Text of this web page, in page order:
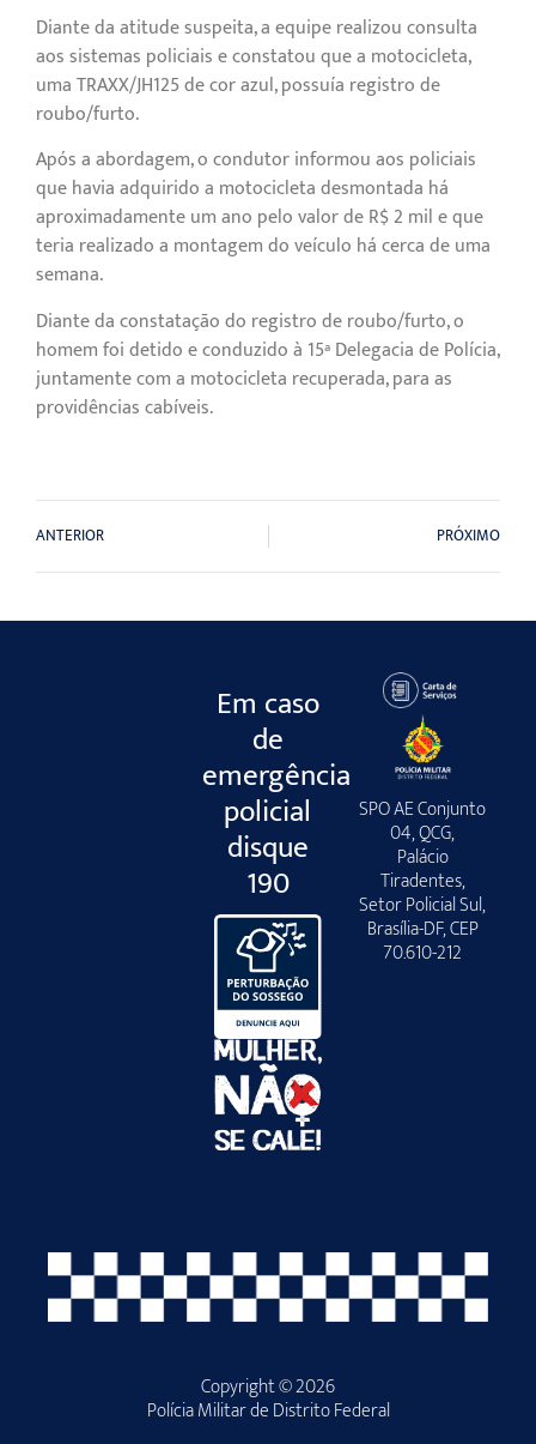
Diante da atitude suspeita, a equipe realizou consulta
aos sistemas policiais e constatou que a motocicleta,
uma TRAXX/JH125 de cor azul, possuía registro de
roubo/furto.
Após a abordagem, o condutor informou aos policiais
que havia adquirido a motocicleta desmontada há
aproximadamente um ano pelo valor de R$ 2 mil e que
teria realizado a montagem do veículo há cerca de uma
semana.
Diante da constatação do registro de roubo/furto, o
homem foi detido e conduzido à 15ª Delegacia de Polícia,
juntamente com a motocicleta recuperada, para as
providências cabíveis.
ANTERIOR PRÓXIMO
Em caso
de
emergência
policial
disque
190
SPO AE Conjunto
04, QCG,
Palácio
Tiradentes,
Setor Policial Sul,
Brasília-DF, CEP
70.610-212
Copyright © 2026
Polícia Militar de Distrito Federal